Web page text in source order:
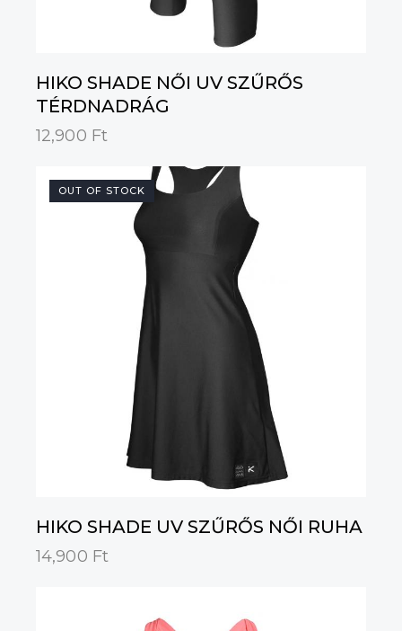
HIKO SHADE NŐI UV SZŰRŐS
TÉRDNADRÁG
12,900 Ft
OUT OF STOCK
HIKO SHADE UV SZŰRŐS NŐI RUHA
14,900 Ft